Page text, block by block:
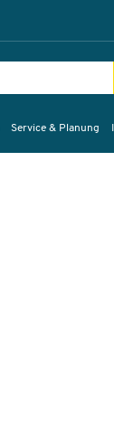
Service & Planung
Bilder